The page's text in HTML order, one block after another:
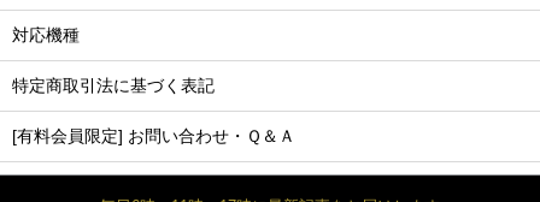
対応機種
特定商取引法に基づく表記
[有料会員限定] お問い合わせ・Ｑ＆Ａ